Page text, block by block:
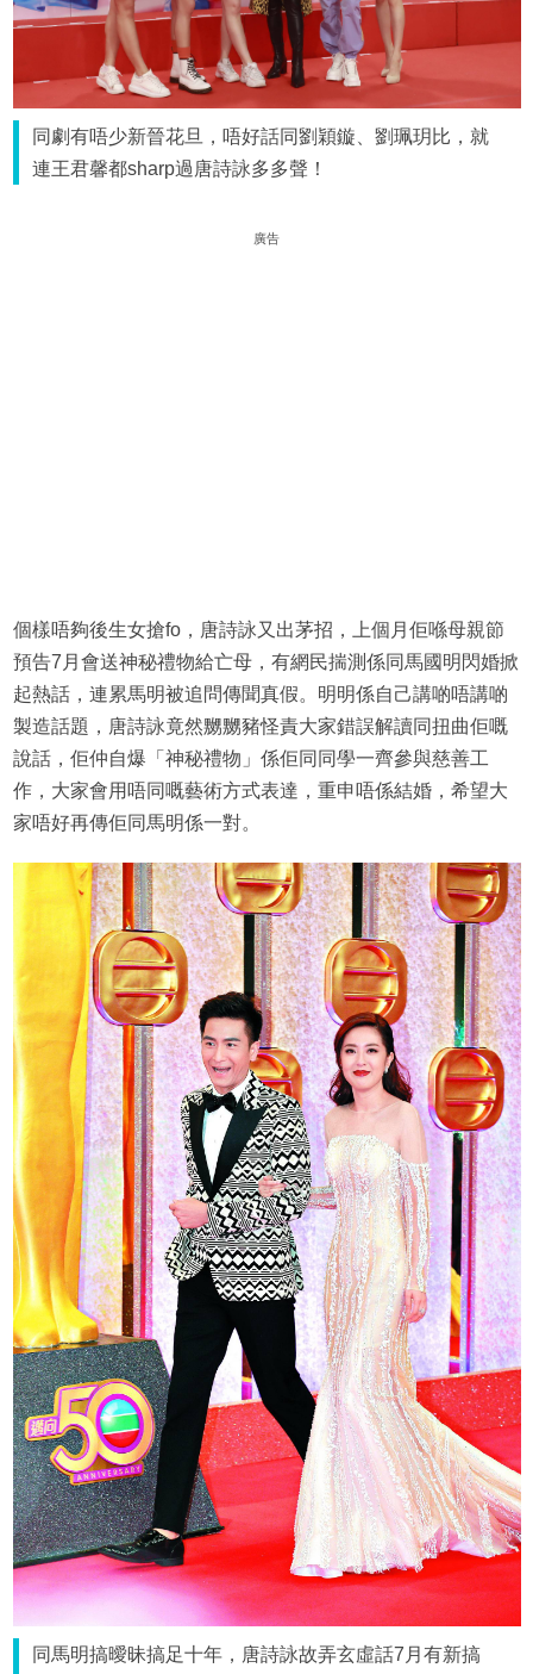
同劇有唔少新晉花旦，唔好話同劉穎鏇、劉珮玥比，就
連王君馨都sharp過唐詩詠多多聲！
廣告
個樣唔夠後生女搶fo，唐詩詠又出茅招，上個月佢喺母親節
預告7月會送神秘禮物給亡母，有網民揣測係同馬國明閃婚掀
起熱話，連累馬明被追問傳聞真假。明明係自己講啲唔講啲
製造話題，唐詩詠竟然嬲嬲豬怪責大家錯誤解讀同扭曲佢嘅
說話，佢仲自爆「神秘禮物」係佢同同學一齊參與慈善工
作，大家會用唔同嘅藝術方式表達，重申唔係結婚，希望大
家唔好再傳佢同馬明係一對。
同馬明搞曖昧搞足十年，唐詩詠故弄玄虛話7月有新搞